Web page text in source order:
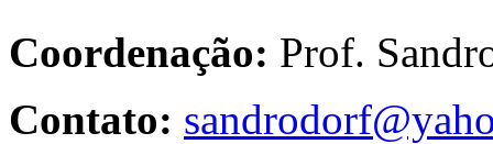
Coordenação: Prof.
Contato: